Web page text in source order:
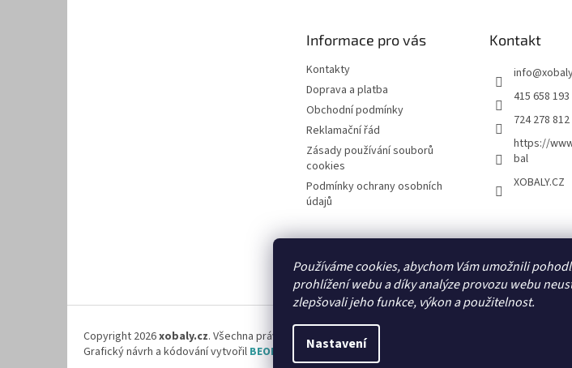
Používáme cookies, abychom Vám umožnili
prohlížení webu a díky analýze provozu webu
zlepšovali jeho funkce, výkon a použitelnost.
Nastavení
Informace pro vás
Kontakty
Doprava a platba
Obchodní podmínky
Reklamační řád
Zásady používání souborů
cookies
Podmínky ochrany osobních
údajů
Kontakt
info@
415 658 193
724 278 812
https://
bal
XOBALY.CZ
FLEXOBAL
Copyright 2026xobaly.cz. Všechna práva vyhrazena.
Grafický návrh a kódování vytvořil BEOM.cz